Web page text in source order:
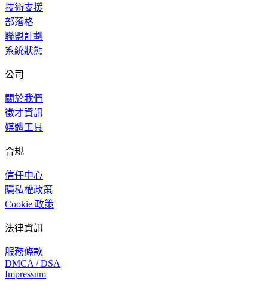
技術支援
部落格
聯盟計劃
系統狀態
公司
關於我們
徵才資訊
媒體工具
合規
信任中心
隱私權政策
Cookie 政策
法律資訊
服務條款
DMCA / DSA
Impressum